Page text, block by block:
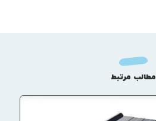
مطالب مرتبط